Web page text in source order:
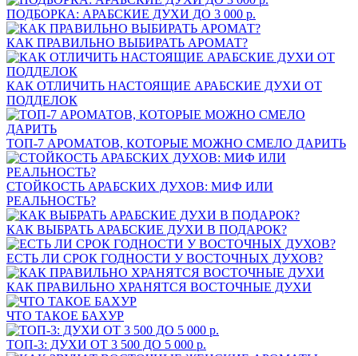
ПОДБОРКА: АРАБСКИЕ ДУХИ ДО 3 000 р.
КАК ПРАВИЛЬНО ВЫБИРАТЬ АРОМАТ?
КАК ОТЛИЧИТЬ НАСТОЯЩИЕ АРАБСКИЕ ДУХИ ОТ
ПОДДЕЛОК
ТОП-7 АРОМАТОВ, КОТОРЫЕ МОЖНО СМЕЛО ДАРИТЬ
СТОЙКОСТЬ АРАБСКИХ ДУХОВ: МИФ ИЛИ
РЕАЛЬНОСТЬ?
КАК ВЫБРАТЬ АРАБСКИЕ ДУХИ В ПОДАРОК?
ЕСТЬ ЛИ СРОК ГОДНОСТИ У ВОСТОЧНЫХ ДУХОВ?
КАК ПРАВИЛЬНО ХРАНЯТСЯ ВОСТОЧНЫЕ ДУХИ
ЧТО ТАКОЕ БАХУР
ТОП-3: ДУХИ ОТ 3 500 ДО 5 000 р.